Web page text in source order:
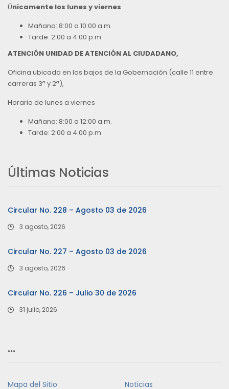
Únicamente los lunes y viernes
Mañana: 8:00 a 10:00 a.m.
Tarde: 2:00 a 4:00 p.m
ATENCIÓN UNIDAD DE ATENCIÓN AL CIUDADANO,
Oficina ubicada en los bajos de la Gobernación (calle 11 entre
carreras 3ª y 2ª),
Horario de lunes a viernes
Mañana: 8:00 a 12:00 a.m.
Tarde: 2:00 a 4:00 p.m
Últimas Noticias
Circular No. 228 – Agosto 03 de 2026
3 agosto, 2026
Circular No. 227 – Agosto 03 de 2026
3 agosto, 2026
Circular No. 226 – Julio 30 de 2026
31 julio, 2026
…
Mapa del Sitio Noticias